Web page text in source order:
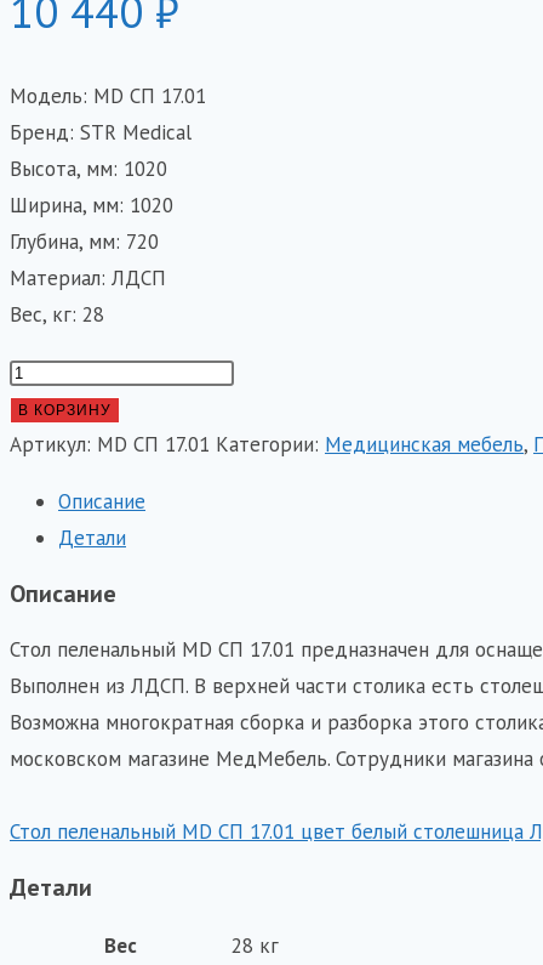
Модель: MD СП 17.01
Бренд: STR Medical
Высота, мм: 1020
Ширина, мм: 1020
Глубина, мм: 720
Материал: ЛДСП
Вес, кг: 28
Количество
товара
Стол
17.01
белый
столешница
ЛДСП
каркас
В КОРЗИНУ
Артикул: MD СП 17.01 Категории: Медицинская мебель,
Описание
Детали
Описание
Стол пеленальный MD СП 17.01 предназначен для
Выполнен из ЛДСП. В верхней части столика есть
Возможна многократная сборка и разборка этого
московском магазине МедМебель. Сотрудники
Стол пеленальный MD СП 17.01 цвет белый
Детали
Вес
28 кг